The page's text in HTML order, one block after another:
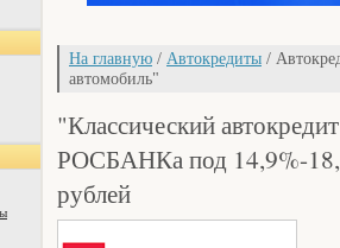
На главную / Автокредиты /
автомобиль"
"Классический
РОСБАНКа под 14,9%-
рублей